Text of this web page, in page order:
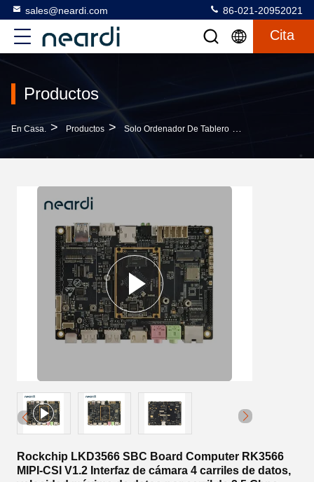
sales@neardi.com 86-021-20952021
Cita
Productos
En Casa. > Productos > Solo Ordenador De Tablero >
Rockchip LKD3566 SBC Board Computer RK3566
MIPI-CSI V1.2 Interfaz de cámara 4 carriles de datos,